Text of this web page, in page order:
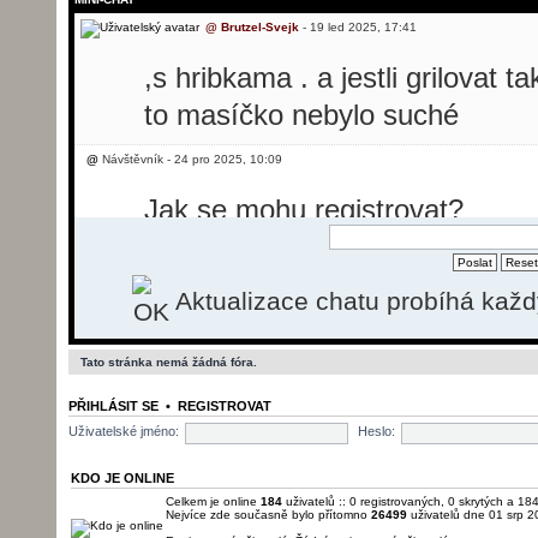
@ Brutzel-Svejk- 19 led 2025, 17:41
,s hribkama . a jestli grilovat
to masíčko nebylo suché
@Návštěvník - 24 pro 2025, 10:09
Jak se mohu registrovat?
Dobrý den, potřebovala bych
svíčkovou, ale nevím jak se
momentálně registrace
pošlu.
@ Brutzel-Svejk- 01 led 2026, 22:22
Aktualizace chatu probíhá
Tato stránka nemá žádná fóra.
PŘIHLÁSIT SE• REGISTROVAT
Uživatelské jméno:
Heslo:
KDO JE ONLINE
Celkem je online 184uživatelů :: 0 registrovaných, 0 skrytých a
Nejvíce zde současně bylo přítomno 26499uživatelů dne 01 srp